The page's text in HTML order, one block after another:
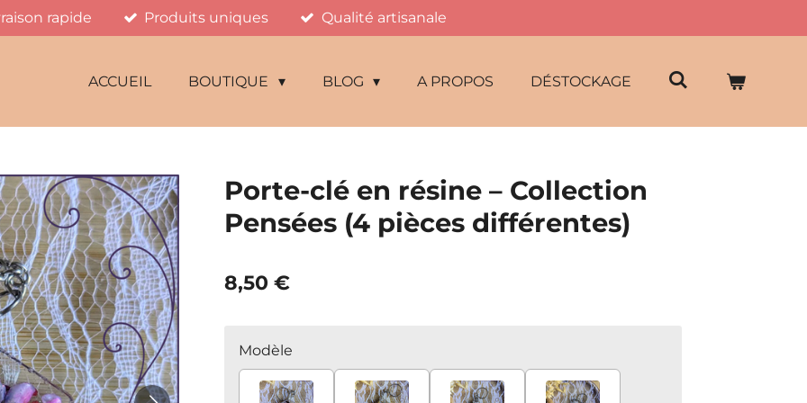
rapide Produits uniques Qualité artisanale
ACCUEIL BOUTIQUE BLOG A PROPOS DÉSTOCKAGE
Porte-clé en résine – Collection
Pensées (4 pièces différentes)
8,50 €
Modèle